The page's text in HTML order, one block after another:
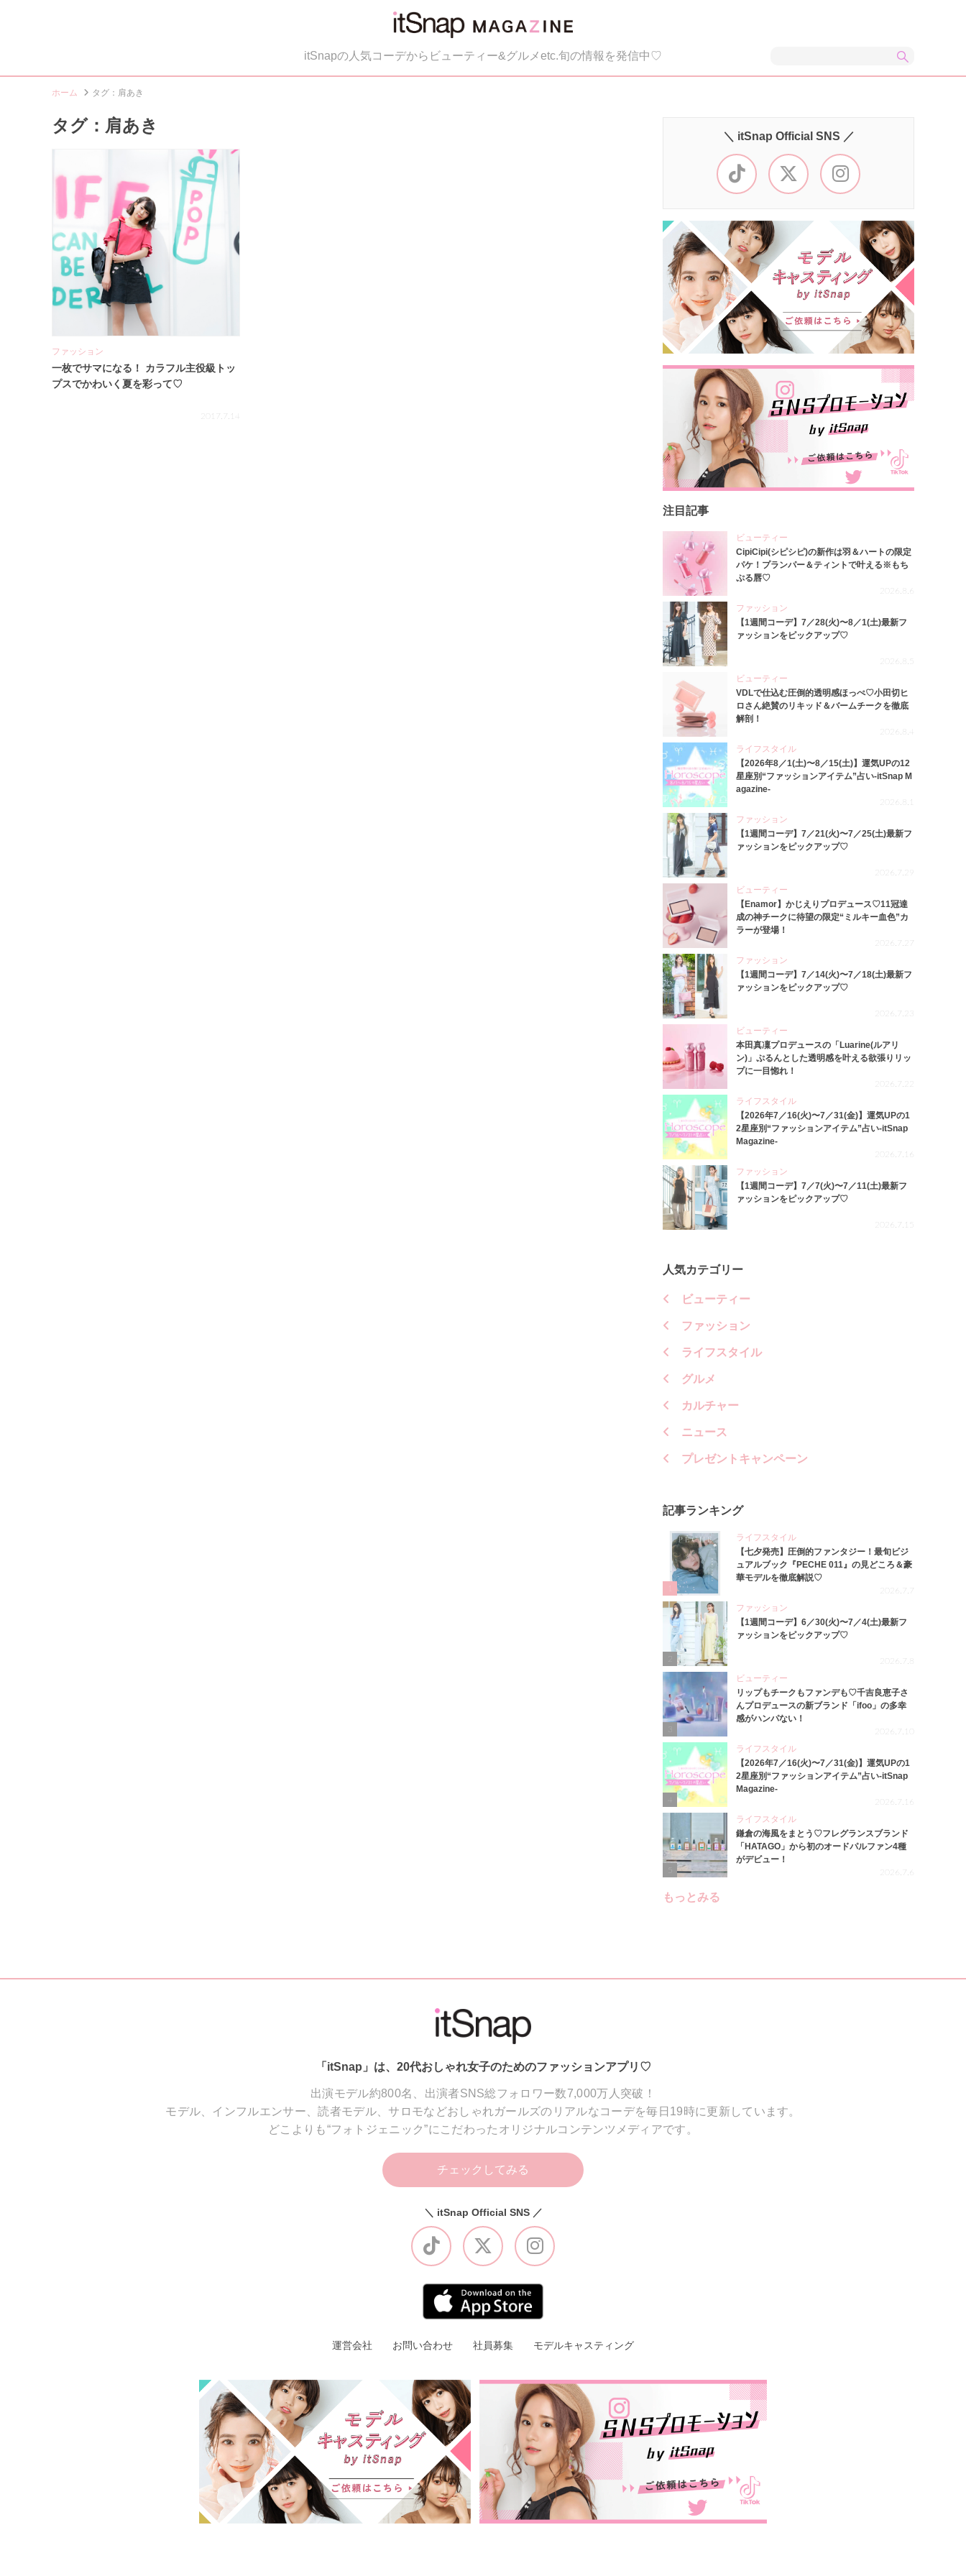
itSnapの人気コーデからビューティー&グルメetc.旬の情報を発信中♡
ホーム タグ：肩あき
タグ：肩あき
ファッション
一枚でサマになる！ カラフル主役級トッ
プスでかわいく夏を彩って♡
2017.7.14
＼ itSnap Official SNS ／
注目記事
ビューティー
CipiCipi(シピシピ)の新作は羽＆ハートの限定
パケ！プランパー＆ティントで叶える※もち
ぷる唇♡
2026.8.6
ファッション
【1週間コーデ】7／28(火)〜8／1(土)最新フ
ァッションをピックアップ♡
2026.8.5
ビューティー
VDLで仕込む圧倒的透明感ほっぺ♡小田切ヒ
ロさん絶賛のリキッド＆バームチークを徹底
解剖！
2026.8.4
ライフスタイル
【2026年8／1(土)〜8／15(土)】運気UPの12
星座別“ファッションアイテム”占い-itSnap M
agazine-
2026.8.1
ファッション
【1週間コーデ】7／21(火)〜7／25(土)最新フ
ァッションをピックアップ♡
2026.7.29
ビューティー
【Enamor】かじえりプロデュース♡11冠達
成の神チークに待望の限定“ミルキー血色”カ
ラーが登場！
2026.7.27
ファッション
【1週間コーデ】7／14(火)〜7／18(土)最新フ
ァッションをピックアップ♡
2026.7.23
ビューティー
本田真凜プロデュースの「Luarine(ルアリ
ン)」ぷるんとした透明感を叶える欲張りリッ
プに一目惚れ！
2026.7.22
ライフスタイル
【2026年7／16(火)〜7／31(金)】運気UPの1
2星座別“ファッションアイテム”占い-itSnap
Magazine-
2026.7.16
ファッション
【1週間コーデ】7／7(火)〜7／11(土)最新フ
ァッションをピックアップ♡
2026.7.15
人気カテゴリー
ビューティー
ファッション
ライフスタイル
グルメ
カルチャー
ニュース
プレゼントキャンペーン
記事ランキング
ライフスタイル
【七夕発売】圧倒的ファンタジー！最旬ビジ
ュアルブック『PECHE 011』の見どころ＆豪
華モデルを徹底解説♡
2026.7.7
ファッション
【1週間コーデ】6／30(火)〜7／4(土)最新フ
ァッションをピックアップ♡
2026.7.8
3
ビューティー
リップもチークもファンデも♡千吉良恵子さ
んプロデュースの新ブランド「ifoo」の多幸
感がハンパない！
2026.7.10
4
ライフスタイル
【2026年7／16(火)〜7／31(金)】運気UPの1
2星座別“ファッションアイテム”占い-itSnap
Magazine-
2026.7.16
ライフスタイル
鎌倉の海風をまとう♡フレグランスブランド
「HATAGO」から初のオードパルファン4種
がデビュー！
2026.7.6
もっとみる
「itSnap」は、20代おしゃれ女子のためのファッションアプリ♡
出演モデル約800名、出演者SNS総フォロワー数7,000万人突破！
モデル、インフルエンサー、読者モデル、サロモなどおしゃれガールズのリアルなコーデを毎日19時に更新しています。
どこよりも“フォトジェニック”にこだわったオリジナルコンテンツメディアです。
チェックしてみる
＼ itSnap Official SNS ／
運営会社 お問い合わせ 社員募集 モデルキャスティング